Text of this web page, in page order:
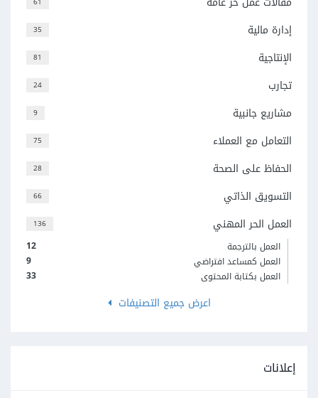
35 إدارة مالية
81 الإنتاجية
24 تجارب
9 مشاريع جانبية
75 التعامل مع العملاء
28 الحفاظ على الصحة
66 التسويق الذاتي
136 العمل الحر المهني
12
العمل بالترجمة
9
العمل كمساعد افتراضي
33
العمل بكتابة المحتوى
اعرض جميع التصنيفات
إعلانات